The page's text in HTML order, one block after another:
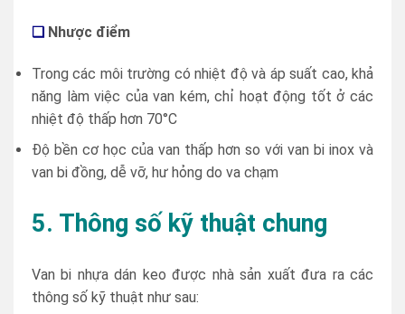
❑ Nhược điểm
Trong các môi trường có nhiệt độ và áp suất cao, khả
năng làm việc của van kém, chỉ hoạt động tốt ở các
nhiệt độ thấp hơn 70°C
Độ bền cơ học của van thấp hơn so với van bi inox và
van bi đồng, dễ vỡ, hư hỏng do va chạm
5. Thông số kỹ thuật chung
Van bi nhựa dán keo được nhà sản xuất đưa ra các
thông số kỹ thuật như sau: